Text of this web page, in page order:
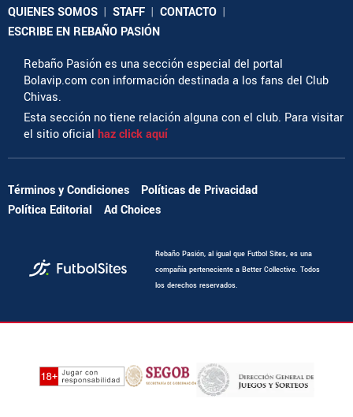
QUIENES SOMOS | STAFF | CONTACTO |
ESCRIBE EN REBAÑO PASIÓN
Rebaño Pasión es una sección especial del portal
Bolavip.com con información destinada a los fans del Club
Chivas.
Esta sección no tiene relación alguna con el club. Para visitar
el sitio oficial haz click aquí
Términos y Condiciones
Políticas de Privacidad
Política Editorial
Ad Choices
Rebaño Pasión, al igual que Futbol Sites, es una
compañía perteneciente a Better Collective. Todos
los derechos reservados.